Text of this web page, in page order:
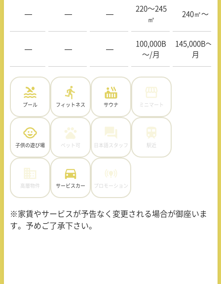
— — —
220〜245
㎡
240㎡〜
— — —
100,000B
〜/月
145,000B〜/
月
プール フィットネス サウナ ミニマート
子供の遊び場 ペット可 日本語スタッフ 駅近
高層物件 サービスカー プロモーション
※家賃やサービスが予告なく変更される場合が御座いま
す。予めご了承下さい。